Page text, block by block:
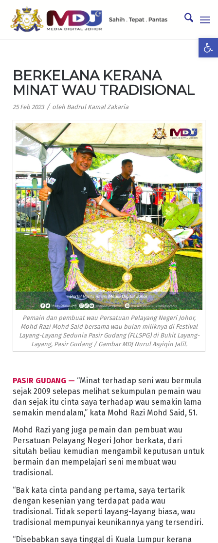
BERKELANA KERANA
MINAT WAU TRADISIONAL
25 Feb 2023 / oleh Badrul Kamal Zakaria
Pemain dan pembuat wau Persatuan Pelayang Negeri Johor,
Mohd Razi Mohd Said bersama wau bulan miliknya di Festival
Layang-Layang Sedunia Pasir Gudang (FLLSPG) di Bukit Layang-
Layang, Pasir Gudang / Gambar MDJ Nurul Asyiqin Jalil.
PASIR GUDANG — “Minat terhadap seni wau bermula
sejak 2009 selepas melihat sekumpulan pemain wau
dan sejak itu cinta saya terhadap wau semakin lama
semakin mendalam,” kata Mohd Razi Mohd Said, 51.
Mohd Razi yang juga pemain dan pembuat wau
Persatuan Pelayang Negeri Johor berkata, dari
situlah beliau kemudian mengambil keputusan untuk
bermain dan mempelajari seni membuat wau
tradisional.
“Bak kata cinta pandang pertama, saya tertarik
dengan kesenian yang terdapat pada wau
tradisional. Tidak seperti layang-layang biasa, wau
tradisional mempunyai keunikannya yang tersendiri.
“Disebabkan saya tinggal di Kuala Lumpur kerana